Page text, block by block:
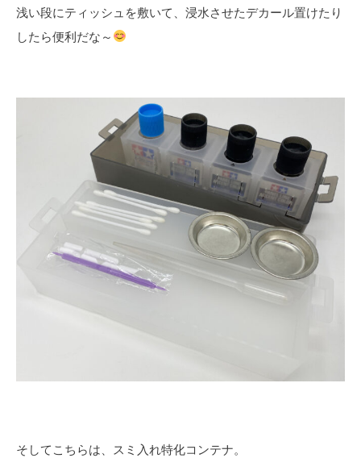
浅い段にティッシュを敷いて、浸水させたデカール置けたり
したら便利だな～
そしてこちらは、スミ入れ特化コンテナ。